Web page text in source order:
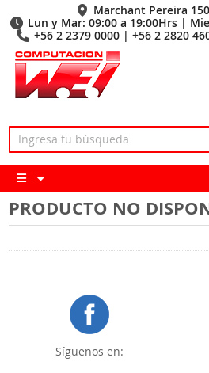
Marchant Pereira
Lun y Mar: 09:00 a 19:00Hrs |
+56 2 2379 0000 | +56 2 2820
PRODUCTO NO
Síguenos en: